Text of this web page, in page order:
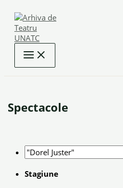
content
Spectacole
Stagiune